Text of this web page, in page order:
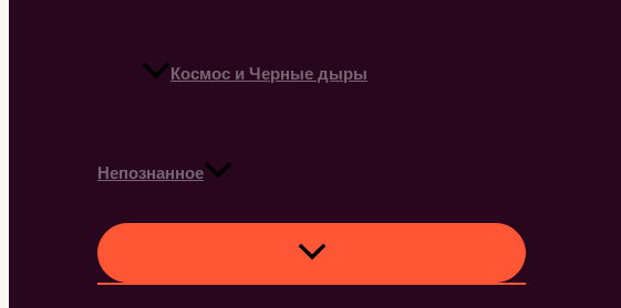
Космос и Черные дыры
Непознанное